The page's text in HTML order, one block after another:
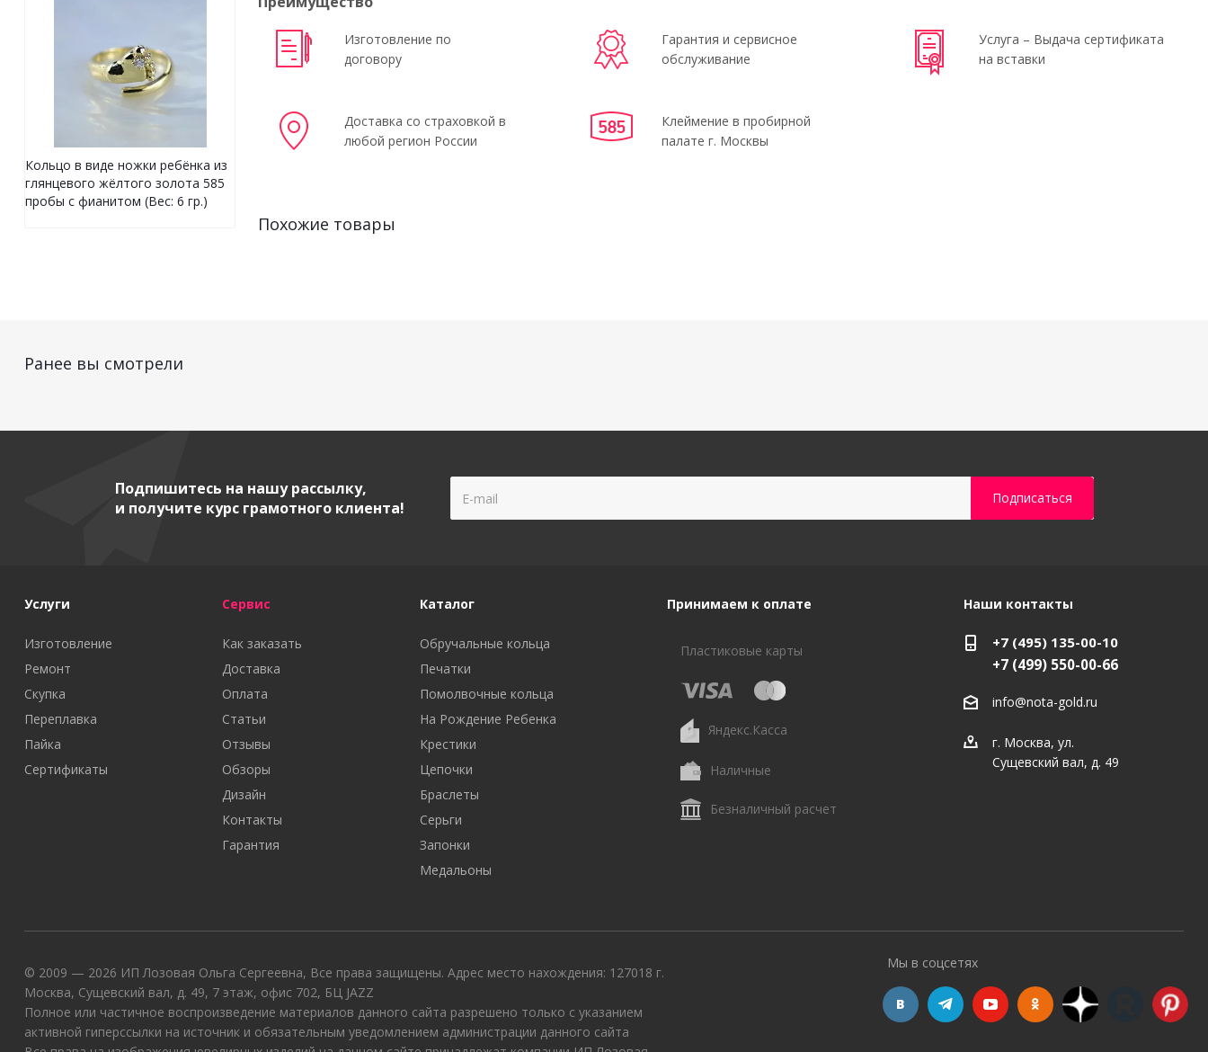
Изготовление по
договору
Гарантия и сервисное
обслуживание
Услуга – Выдача сертификата
на вставки
Доставка со страховкой в
любой регион России
Клеймение в пробирной
палате г. Москвы
Похожие товары
Кольцо в виде ножки ребёнка из
глянцевого жёлтого золота 585
пробы с фианитом (Вес: 6 гр.)
Ранее вы смотрели
Подпишитесь на нашу рассылку,
и получите курс грамотного клиента!
Услуги
Изготовление
Ремонт
Скупка
Переплавка
Пайка
Сертификаты
Сервис
Как заказать
Доставка
Оплата
Статьи
Отзывы
Обзоры
Дизайн
Контакты
Гарантия
Каталог
Обручальные кольца
Печатки
Помолвочные кольца
На Рождение Ребенка
Крестики
Цепочки
Браслеты
Серьги
Запонки
Медальоны
Принимаем к оплате
Пластиковые карты
Яндекс.Касса
Наличные
Безналичный расчет
Наши контакты
+7 (495) 135-00-10
+7 (499) 550-00-66
info@nota-gold.ru
г. Москва, ул.
Сущевский вал, д. 49
© 2009 — 2026 ИП Лозовая Ольга Сергеевна, Все права защищены. Адрес место нахождения: 127018 г.
Москва, Сущевский вал, д. 49, 7 этаж, офис 702, БЦ JAZZ
Полное или частичное воспроизведение материалов данного сайта разрешено только с указанием
активной гиперссылки на источник и обязательным уведомлением администрации данного сайта
Мы в соцсетях